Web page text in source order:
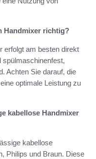
Handmixer richtig?
erfolgt am besten direkt
spülmaschinenfest,
Achten Sie darauf, die
optimale Leistung zu
kabellose Handmixer
kabellose
Philips und Braun. Diese